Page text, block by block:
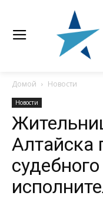
Домой Новости
Новости
Алтайска